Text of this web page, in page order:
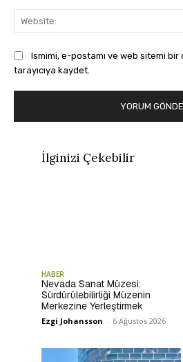
Ismimi, e-postamı ve web sitemi
tarayıcıya kaydet.
İlginizi Çekebilir
HABER
Nevada Sanat Müzesi:
Sürdürülebilirliği Müzenin
Merkezine Yerleştirmek
Ezgi Johansson - 6 Ağustos 2026